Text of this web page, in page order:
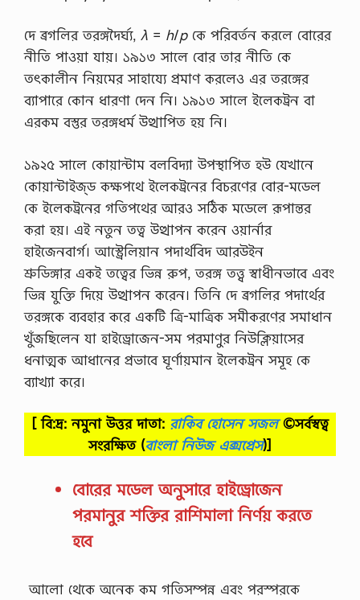
দে ব্রগলির তরঙ্গদৈর্ঘ্য, λ = h/pকে পরিবর্তন করলে বোরের
নীতি পাওয়া যায়। ১৯১৩ সালে বোর তার নীতি কে
তৎকালীন নিয়মের সাহায্যে প্রমাণ করলেও এর তরঙ্গের
ব্যাপারে কোন ধারণা দেন নি। ১৯১৩ সালে ইলেকট্রন বা
এরকম বস্তুর তরঙ্গধর্ম উত্থাপিত হয় নি।
১৯২৫ সালে কোয়ান্টাম বলবিদ্যা উপস্থাপিত হউ যেখানে
কোয়ান্টাইজ্‌ড কক্ষপথে ইলেকট্রনের বিচরণের বোর-মডেল
কে ইলেকট্রনের গতিপথের আরও সঠিক মডেলে রূপান্তর
করা হয়। এই নতুন তত্ব উত্থাপন করেন ওয়ার্নার
হাইজেনবার্গ। আস্ট্রেলিয়ান পদার্থবিদ আরউইন
শ্রুডিঙ্গার একই তত্বের ভিন্ন রুপ, তরঙ্গ তত্ত্ব স্বাধীনভাবে এবং
ভিন্ন যুক্তি দিয়ে উত্থাপন করেন। তিনি দে ব্রগলির পদার্থের
তরঙ্গকে ব্যবহার করে একটি ত্রি-মাত্রিক সমীকরণের সমাধান
খুঁজছিলেন যা হাইড্রোজেন-সম পরমাণুর নিউক্লিয়াসের
ধনাত্মক আধানের প্রভাবে ঘূর্ণায়মান ইলেকট্রন সমূহ কে
ব্যাখ্যা করে।
[ বি:দ্র: নমুনা উত্তর দাতা: রাকিব হোসেন সজল©সর্বস্বত্ব
সংরক্ষিত (বাংলা নিউজ এক্সপ্রেস)]
বোরের মডেল অনুসারে হাইড্রোজেন
পরমানুর শক্তির রাশিমালা নির্ণয় করতে
হবে
আলো থেকে অনেক কম গতিসম্পন্ন এবং পরস্পরকে